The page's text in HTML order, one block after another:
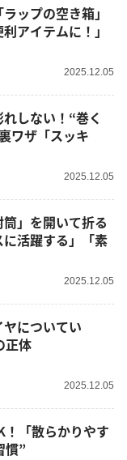
ップの空き箱」
アイテムに！」
2025.12.05
しない！“巻く
ワザ「スッキ
2025.12.05
」を開いて折る
活躍する」「素
2025.12.05
についてい
正体
2025.12.05
「散らかりやす
慣”